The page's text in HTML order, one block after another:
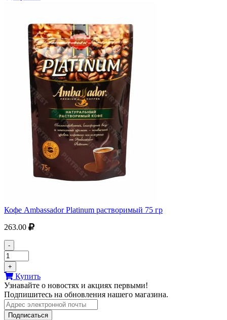
Кофе Ambassador Platinum растворимый 75 гр
263.00
-
+
Купить
Узнавайте о новостях и акциях первыми!
Подпишитесь на обновления нашего магазина.
Подписаться